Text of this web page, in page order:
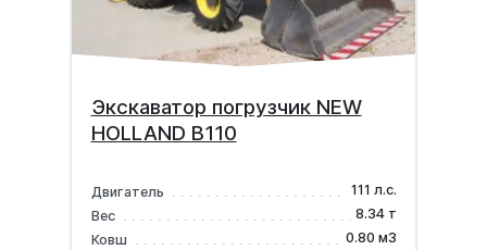
Экскаватор погрузчик NEW
HOLLAND B110
Двигатель
111 л.с.
Вес
8.34 т
Ковш
0.80 м3